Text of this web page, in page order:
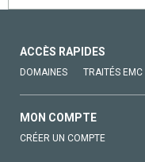
ACCÈS RAPIDES
DOMAINES TRAITÉS EMC
MON COMPTE
CRÉER UN COMPTE